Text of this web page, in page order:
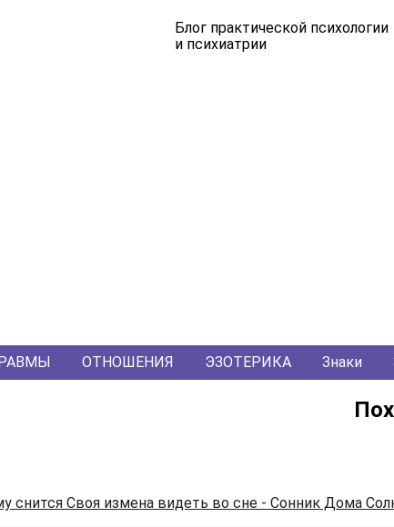
Блог практической психологии
и психиатрии
ОТНОШЕНИЯ ЭЗОТЕРИКА Знаки
снится Своя измена видеть во сне - Сонник Дома